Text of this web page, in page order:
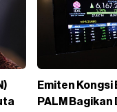
Emiten Kongsi
PALM Bagikan